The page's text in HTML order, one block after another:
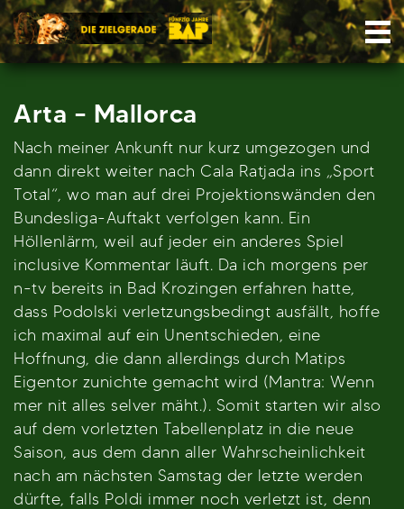
Skip
to
content
Arta – Mallorca
Nach meiner Ankunft nur kurz umgezogen und
dann direkt weiter nach Cala Ratjada ins „Sport
Total“, wo man auf drei Projektionswänden den
Bundesliga-Auftakt verfolgen kann. Ein
Höllenlärm, weil auf jeder ein anderes Spiel
inclusive Kommentar läuft. Da ich morgens per
n-tv bereits in Bad Krozingen erfahren hatte,
dass Podolski verletzungsbedingt ausfällt, hoffe
ich maximal auf ein Unentschieden, eine
Hoffnung, die dann allerdings durch Matips
Eigentor zunichte gemacht wird (Mantra: Wenn
mer nit alles selver mäht.). Somit starten wir also
auf dem vorletzten Tabellenplatz in die neue
Saison, aus dem dann aller Wahrscheinlichkeit
nach am nächsten Samstag der letzte werden
dürfte, falls Poldi immer noch verletzt ist, denn